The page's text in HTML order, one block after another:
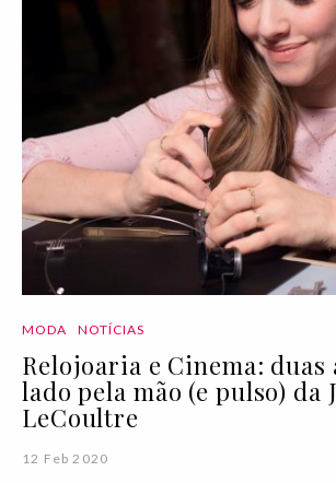
MODA NOTÍCIAS
Relojoaria e Cinema: duas
lado pela mão (e pulso) da
LeCoultre
12 Feb 2020